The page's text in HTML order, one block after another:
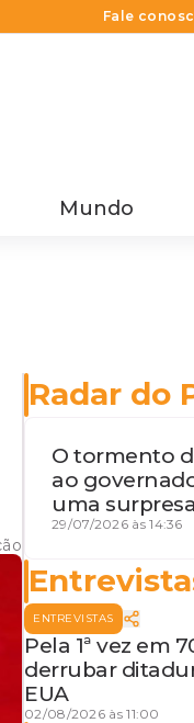
Fale
Mundo
Radar do
O tormento
ao
uma
de terceira
29/07/2026 às 14:36
ENTREVISTAS
Pela 1ª vez em
derrubar
EUA
02/08/2026 às 11:00